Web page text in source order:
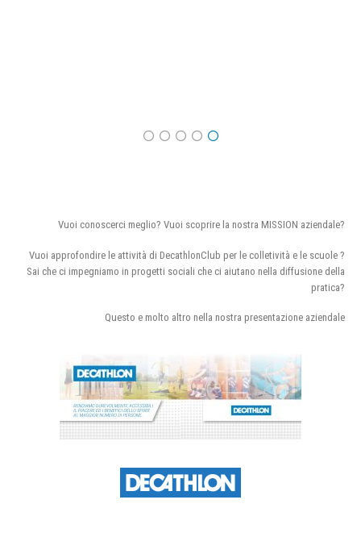
Vuoi conoscerci meglio? Vuoi scoprire la nostra MISSION aziendale?
Vuoi approfondire le attività di DecathlonClub per le colletività e le scuole ?
Sai che ci impegniamo in progetti sociali che ci aiutano nella diffusione della
pratica?
Questo e molto altro nella nostra presentazione aziendale